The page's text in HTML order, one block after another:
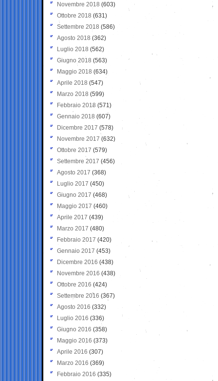
Novembre 2018 (603)
Ottobre 2018 (631)
Settembre 2018 (586)
Agosto 2018 (362)
Luglio 2018 (562)
Giugno 2018 (563)
Maggio 2018 (634)
Aprile 2018 (547)
Marzo 2018 (599)
Febbraio 2018 (571)
Gennaio 2018 (607)
Dicembre 2017 (578)
Novembre 2017 (632)
Ottobre 2017 (579)
Settembre 2017 (456)
Agosto 2017 (368)
Luglio 2017 (450)
Giugno 2017 (468)
Maggio 2017 (460)
Aprile 2017 (439)
Marzo 2017 (480)
Febbraio 2017 (420)
Gennaio 2017 (453)
Dicembre 2016 (438)
Novembre 2016 (438)
Ottobre 2016 (424)
Settembre 2016 (367)
Agosto 2016 (332)
Luglio 2016 (336)
Giugno 2016 (358)
Maggio 2016 (373)
Aprile 2016 (307)
Marzo 2016 (369)
Febbraio 2016 (335)